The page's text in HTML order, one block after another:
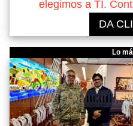
elegimos a TI.
DA
Lo